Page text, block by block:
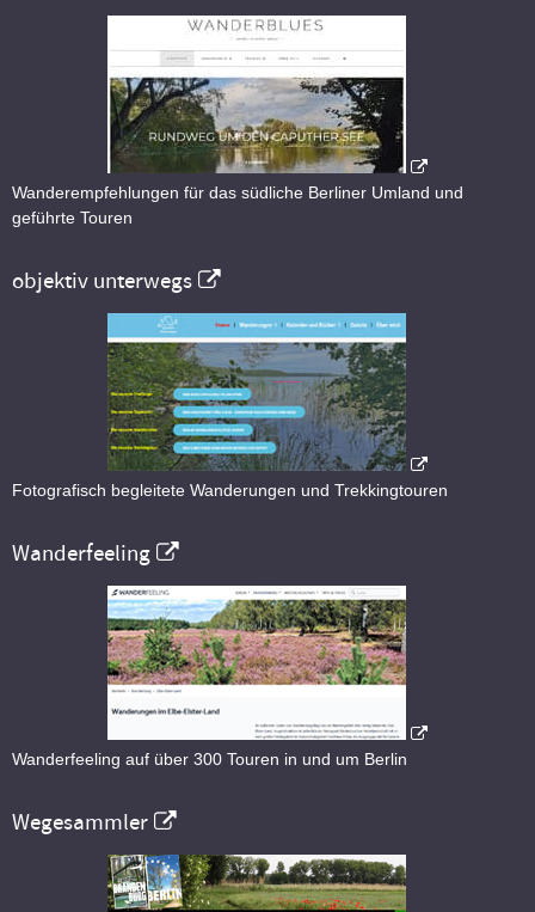
Wanderempfehlungen für das südliche Berliner Umland und
geführte Touren
objektiv unterwegs
Fotografisch begleitete Wanderungen und Trekkingtouren
Wanderfeeling
Wanderfeeling auf über 300 Touren in und um Berlin
Wegesammler